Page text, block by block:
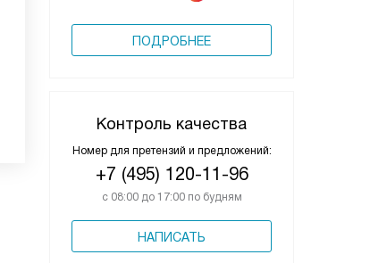
ПОДРОБНЕЕ
Контроль качества
Номер для претензий и предложений:
+7 (495) 120-11-96
с 08:00 до 17:00 по будням
НАПИСАТЬ